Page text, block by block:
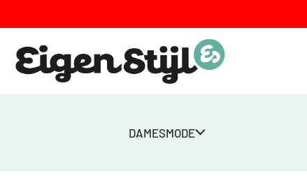
DAMESMODE